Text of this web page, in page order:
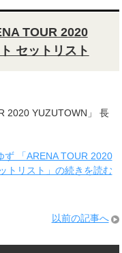
TOUR 2020
セットリスト
2020 YUZUTOWN」 長
ず 「ARENA TOUR 2020
トリスト」の続きを読む
以前の記事へ